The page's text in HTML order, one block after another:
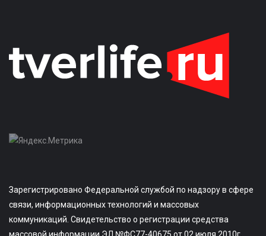
Зарегистрировано Федеральной службой по надзору в сфере
связи, информационных технологий и массовых
коммуникаций. Свидетельство о регистрации средства
массовой информации ЭЛ №ФС77-40675 от 02 июля 2010г.